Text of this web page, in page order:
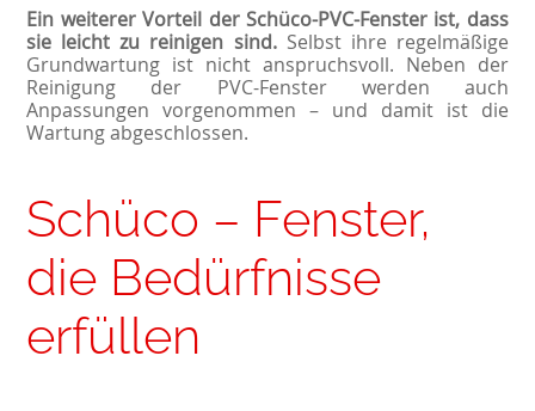
Ein weiterer Vorteil der Schüco-PVC-Fenster ist, dass
sie leicht zu reinigen sind.Selbst ihre regelmäßige
Grundwartung ist nicht anspruchsvoll. Neben der
Reinigung der PVC-Fenster werden auch
Anpassungen vorgenommen – und damit ist die
Wartung abgeschlossen.
Schüco – Fenster,
die Bedürfnisse
erfüllen